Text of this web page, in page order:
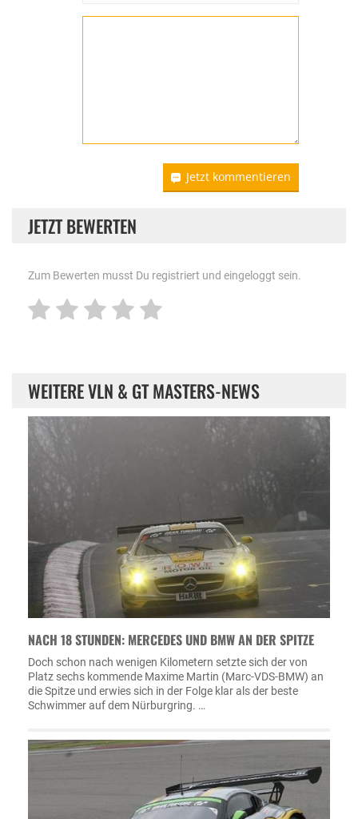
Jetzt kommentieren
JETZT BEWERTEN
Zum Bewerten musst Du registriert und eingeloggt sein.
WEITERE VLN & GT MASTERS-NEWS
NACH 18 STUNDEN: MERCEDES UND BMW AN DER SPITZE
Doch schon nach wenigen Kilometern setzte sich der von
Platz sechs kommende Maxime Martin (Marc-VDS-BMW) an
die Spitze und erwies sich in der Folge klar als der beste
Schwimmer auf dem Nürburgring. …